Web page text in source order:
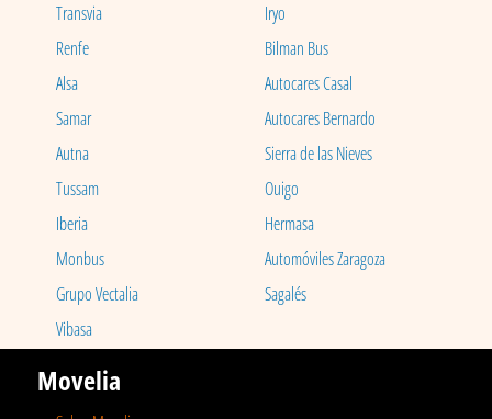
Transvia
Iryo
Renfe
Bilman Bus
Alsa
Autocares Casal
Samar
Autocares Bernardo
Autna
Sierra de las Nieves
Tussam
Ouigo
Iberia
Hermasa
Monbus
Automóviles Zaragoza
Grupo Vectalia
Sagalés
Vibasa
Movelia